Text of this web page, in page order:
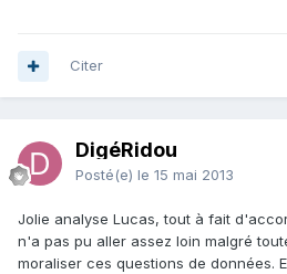
Citer
DigéRidou
Posté(e) le 15 mai 2013
Jolie analyse Lucas, tout à fait
n'a pas pu aller assez loin malgré
moraliser ces questions de données.